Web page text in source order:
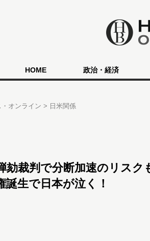
HOME 政治・経済
オンライン 日米関係
劾裁判で分断加速のリス
誕生で日本が泣く！